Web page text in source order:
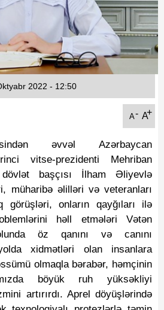
A- A+
2022 - 12:50
əvvəl Azərbaycan
vitse-prezidenti Mehriban
başçısı İlham Əliyevlə
müharibə əlilləri və veteranları
görüşləri, onların qayğıları ilə
həll etmələri Vətən
öz qanını və canını
xidmətləri olan insanlara
olmaqla bərabər, həmçinin
böyük ruh yüksəkliyi
artırırdı. Aprel döyüşlərində